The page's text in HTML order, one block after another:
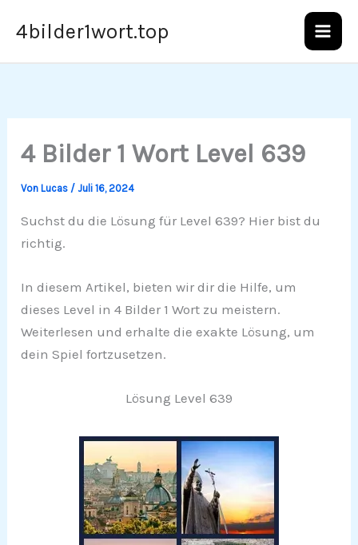
Inhalt
4bilder1wort.top
4 Bilder 1 Wort Level 639
VonLucas /Juli 16, 2024
Suchst du die Lösung für Level 639? Hier bist du
richtig.
In diesem Artikel, bieten wir dir die Hilfe, um
dieses Level in 4 Bilder 1 Wort zu meistern.
Weiterlesen und erhalte die exakte Lösung, um
dein Spiel fortzusetzen.
Lösung Level 639